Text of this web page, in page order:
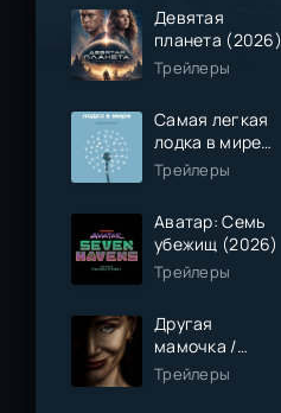
Девятая
планета (2026)
Трейлеры
Самая легкая
лодка в мире
(2026)
Трейлеры
Аватар: Семь
убежищ (2026)
Трейлеры
Другая
мамочка /
Чужая мама
(2026)
Трейлеры